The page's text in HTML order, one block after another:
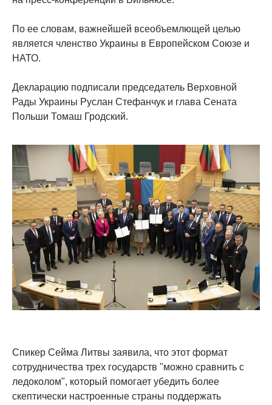
По ее словам, важнейшей всеобъемлющей целью
является членство Украины в Европейском Союзе и
НАТО.
Декларацию подписали председатель Верховной
Рады Украины Руслан Стефанчук и глава Сената
Польши Томаш Гродский.
Спикер Сейма Литвы заявила, что этот формат
сотрудничества трех государств "можно сравнить с
ледоколом", который помогает убедить более
скептически настроенные страны поддержать